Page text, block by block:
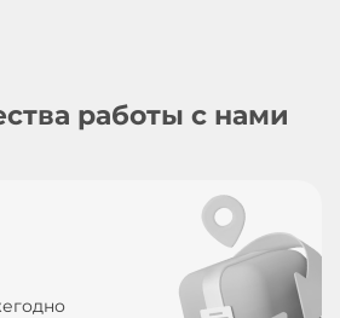
работы с нами